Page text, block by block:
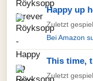
Happy up
Zuletzt
Bei Amazon
This time,
Zuletzt